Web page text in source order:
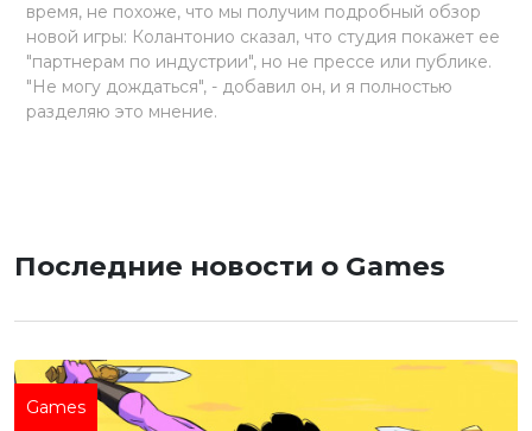
время, не похоже, что мы получим подробный обзор
новой игры: Колантонио сказал, что студия покажет ее
"партнерам по индустрии", но не прессе или публике.
"Не могу дождаться", - добавил он, и я полностью
разделяю это мнение.
Последние новости о Games
Games